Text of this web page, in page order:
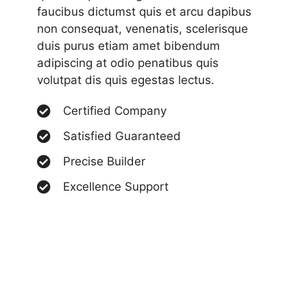
faucibus dictumst quis et arcu dapibus
non consequat, venenatis, scelerisque
duis purus etiam amet bibendum
adipiscing at odio penatibus quis
volutpat dis quis egestas lectus.
Certified Company
Satisfied Guaranteed
Precise Builder
Excellence Support